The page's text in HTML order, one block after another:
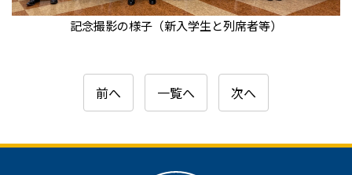
記念撮影の様子（新入学生と列席者等）
前へ 一覧へ 次へ